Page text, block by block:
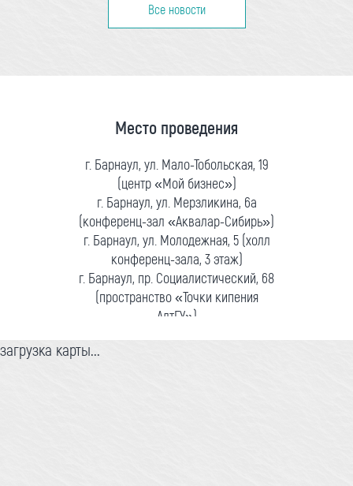
Все новости
Место проведения
г. Барнаул, ул. Мало-Тобольская, 19
(центр «Мой бизнес»)
г. Барнаул, ул. Мерзликина, 6а
(конференц-зал «Аквалар-Сибирь»)
г. Барнаул, ул. Молодежная, 5 (холл
конференц-зала, 3 этаж)
г. Барнаул, пр. Социалистический, 68
(пространство «Точки кипения
АлтГУ»)
загрузка карты...